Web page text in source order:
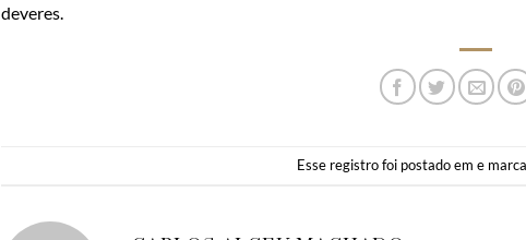
deveres.
Esse registro foi postado em e